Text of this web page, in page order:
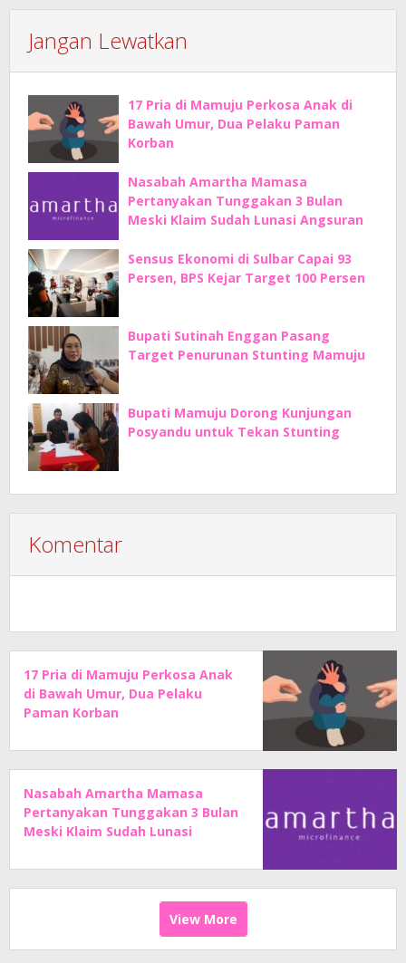
Jangan Lewatkan
17 Pria di Mamuju Perkosa Anak di
Bawah Umur, Dua Pelaku Paman
Korban
Nasabah Amartha Mamasa
Pertanyakan Tunggakan 3 Bulan
Meski Klaim Sudah Lunasi Angsuran
Sensus Ekonomi di Sulbar Capai 93
Persen, BPS Kejar Target 100 Persen
Bupati Sutinah Enggan Pasang
Target Penurunan Stunting Mamuju
Bupati Mamuju Dorong Kunjungan
Posyandu untuk Tekan Stunting
Komentar
17 Pria di Mamuju Perkosa Anak
di Bawah Umur, Dua Pelaku
Paman Korban
Nasabah Amartha Mamasa
Pertanyakan Tunggakan 3 Bulan
Meski Klaim Sudah Lunasi
View More